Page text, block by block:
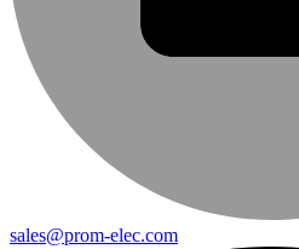
sales@prom-elec.com